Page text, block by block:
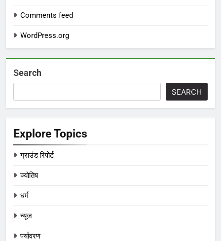
Comments feed
WordPress.org
Search
SEARCH
Explore Topics
ग्राउंड रिपोर्ट
ज्योतिष
धर्म
न्यूज
पर्यावरण